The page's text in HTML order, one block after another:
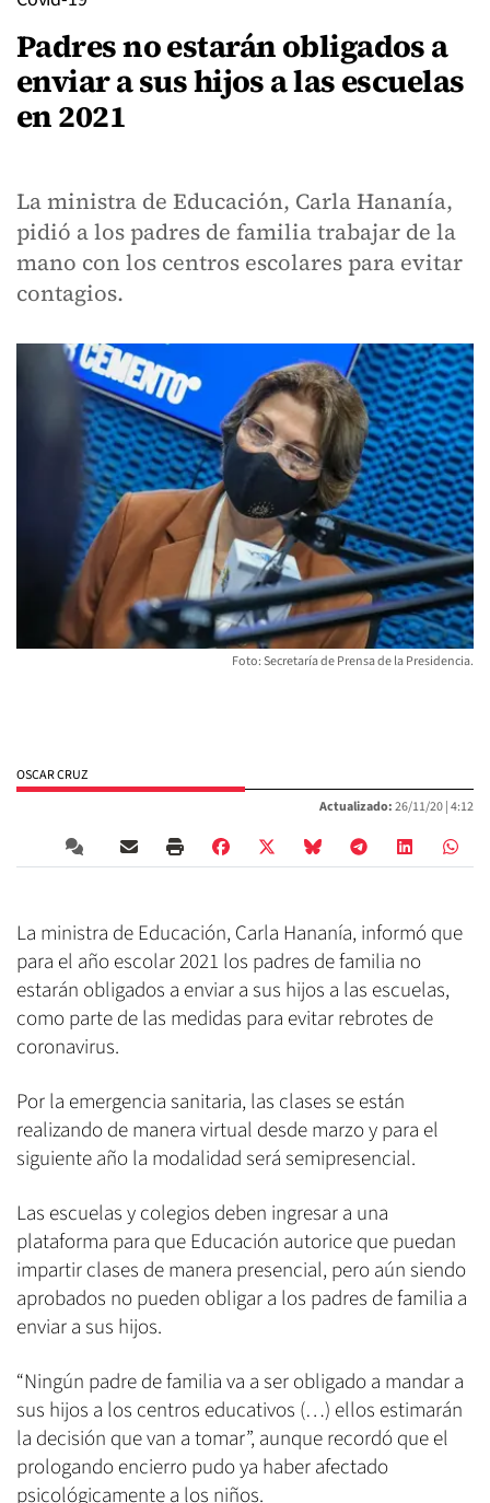
Padres no estarán obligados a
enviar a sus hijos a las escuelas
en 2021
La ministra de Educación, Carla Hananía,
pidió a los padres de familia trabajar de la
mano con los centros escolares para evitar
contagios.
Foto: Secretaría de Prensa de la Presidencia.
OSCAR CRUZ
Actualizado:26/11/20 |4:12
La ministra de Educación, Carla Hananía, informó que
para el año escolar 2021 los padres de familia no
estarán obligados a enviar a sus hijos a las escuelas,
como parte de las medidas para evitar rebrotes de
coronavirus.
Por la emergencia sanitaria, las clases se están
realizando de manera virtual desde marzo y para el
siguiente año la modalidad será semipresencial.
Las escuelas y colegios deben ingresar a una
plataforma para que Educación autorice que puedan
impartir clases de manera presencial, pero aún siendo
aprobados no pueden obligar a los padres de familia a
enviar a sus hijos.
“Ningún padre de familia va a ser obligado a mandar a
sus hijos a los centros educativos (…) ellos estimarán
la decisión que van a tomar”, aunque recordó que el
prologando encierro pudo ya haber afectado
psicológicamente a los niños.